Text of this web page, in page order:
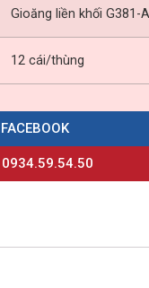
Gioăng liền khối G381-
12 cái/thùng
0934.59.54.50